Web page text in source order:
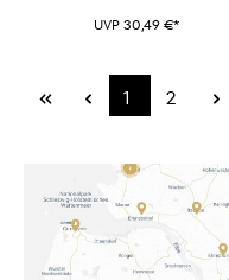
UVP 30,49 €*
1 2